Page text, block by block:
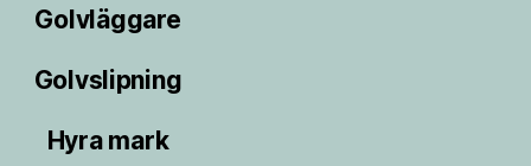
Golvläggare
Golvslipning
Hyra mark